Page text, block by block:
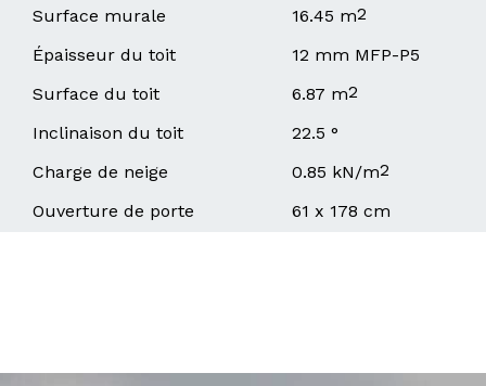
Surface murale
16.45 m2
Épaisseur du toit
12 mm MFP-P5
Surface du toit
6.87 m2
Inclinaison du toit
22.5 °
Charge de neige
0.85 kN/m2
Ouverture de porte
61 x 178 cm